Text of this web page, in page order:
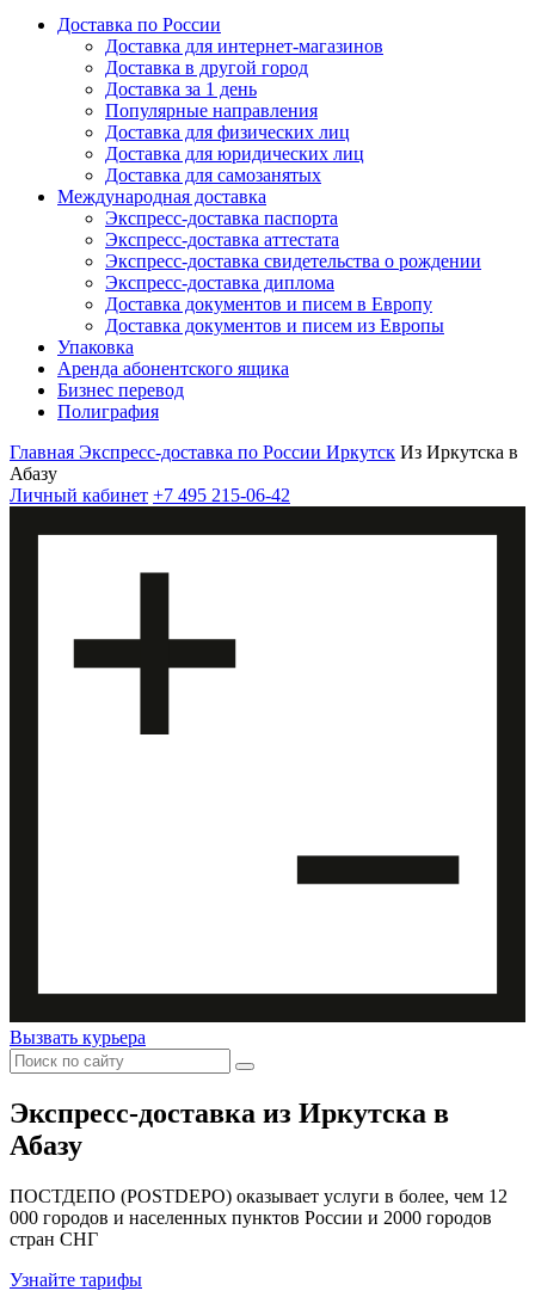
Доставка по России
Доставка для интернет-магазинов
Доставка в другой город
Доставка за 1 день
Популярные направления
Доставка для физических лиц
Доставка для юридических лиц
Доставка для самозанятых
Международная доставка
Экспресс-доставка паспорта
Экспресс-доставка аттестата
Экспресс-доставка свидетельства о рождении
Экспресс-доставка диплома
Доставка документов и писем в Европу
Доставка документов и писем из Европы
Упаковка
Аренда абонентского ящика
Бизнес перевод
Полиграфия
Главная Экспресс-доставка по России Иркутск Из Иркутска в
Абазу
Личный кабинет +7 495 215-06-42
Вызвать курьера
Экспресс-доставка из Иркутска в
Абазу
ПОСТДЕПО (POSTDEPO) оказывает услуги в более, чем 12
000 городов и населенных пунктов России и 2000 городов
стран СНГ
Узнайте тарифы